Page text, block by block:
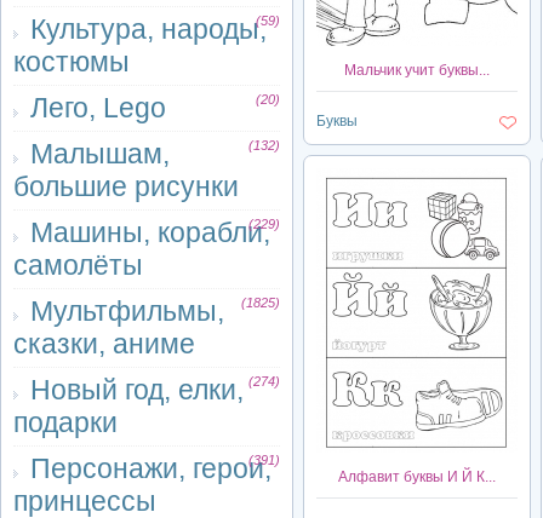
Культура, народы,
костюмы
(59)
Лего, Lego (20)
Малышам,
большие рисунки
(132)
Машины, корабли,
самолёты
(229)
Мультфильмы,
сказки, аниме
(1825)
Новый год, елки,
подарки
(274)
Персонажи, герои,
принцессы
(391)
Мальчик учит буквы...
Буквы
Алфавит буквы И Й К...